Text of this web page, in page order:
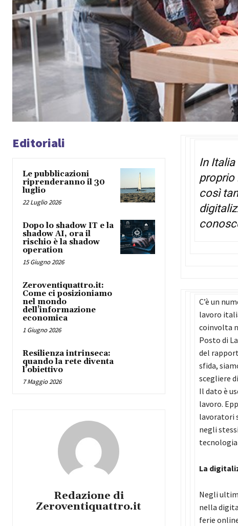
Editoriali
Le pubblicazioni
riprenderanno il 30
luglio
22 Luglio 2026
Dopo lo shadow IT e la
shadow AI, ora il
rischio è la shadow
operation
15 Giugno 2026
Zeroventiquattro.it:
Come ci posizioniamo
nel mondo
dell’informazione
economica
1 Giugno 2026
Resilienza intrinseca:
quando la rete diventa
l’obiettivo
7 Maggio 2026
Redazione di
Zeroventiquattro.it
In
proprio
così
C’è un
lavoro
coinvolta
Posto di
del
sfida,
scegliere
Il dato è
lavoro.
lavoratori
negli
tecnologia
La
Negli
nella
ferie